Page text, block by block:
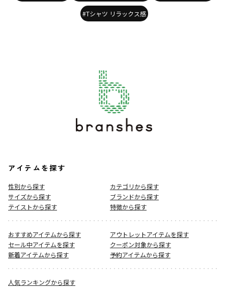
#Tシャツ リラックス感
アイテムを探す
性別から探す
カテゴリから探す
サイズから探す
ブランドから探す
テイストから探す
特徴から探す
おすすめアイテムから探す
アウトレットアイテムを探す
セール中アイテムを探す
クーポン対象から探す
新着アイテムから探す
予約アイテムから探す
人気ランキングから探す